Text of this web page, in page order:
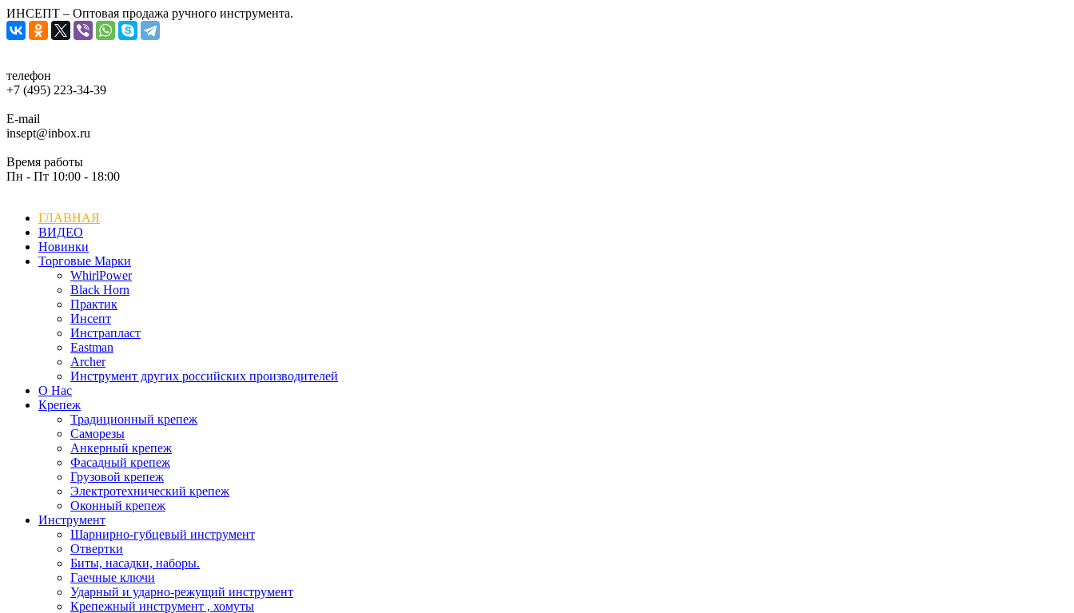
ИНСЕПТ – Оптовая продажа ручного инструмента.
телефон
+7 (495) 223-34-39
E-mail
insept@inbox.ru
Время работы
Пн - Пт 10:00 - 18:00
ГЛАВНАЯ
ВИДЕО
Новинки
Торговые Марки
WhirlPower
Black Horn
Практик
Инсепт
Инстрапласт
Eastman
Archer
Инструмент других российских производителей
О Нас
Крепеж
Традиционный крепеж
Саморезы
Анкерный крепеж
Фасадный крепеж
Грузовой крепеж
Электротехнический крепеж
Оконный крепеж
Инструмент
Шарнирно-губцевый инструмент
Отвертки
Биты, насадки, наборы.
Гаечные ключи
Ударный и ударно-режущий инструмент
Крепежный инструмент , хомуты